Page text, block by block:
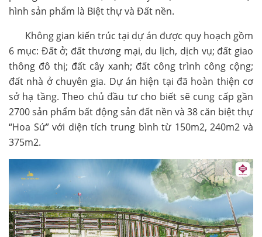
hình sản phẩm là Biệt thự và Đất nền.
Không gian kiến trúc tại dự án được quy hoạch gồm
6 mục: Đất ở; đất thương mại, du lịch, dịch vụ; đất giao
thông đô thị; đất cây xanh; đất công trình công cộng;
đất nhà ở chuyên gia. Dự án hiện tại đã hoàn thiện cơ
sở hạ tầng. Theo chủ đầu tư cho biết sẽ cung cấp gần
2700 sản phẩm bất động sản đất nền và 38 căn biệt thự
“Hoa Sứ” với diện tích trung bình từ 150m2, 240m2 và
375m2.